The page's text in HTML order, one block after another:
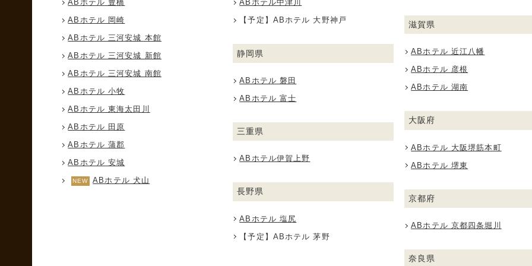
ABホテル 豊橋
ABホテル 岡崎
ABホテル 三河安城 本館
ABホテル 三河安城 新館
ABホテル 三河安城 南館
ABホテル 小牧
ABホテル 東海太田川
ABホテル 田原
ABホテル 蒲郡
ABホテル 安城
ABホテル 犬山
ABホテル中津川
【予定】ABホテル 大野神戸
静岡県
ABホテル 磐田
ABホテル 富士
三重県
ABホテル伊賀上野
長野県
ABホテル 塩尻
【予定】ABホテル 茅野
滋賀県
ABホテル 近江八幡
ABホテル 彦根
ABホテル 湖南
大阪府
ABホテル 大阪堺筋本町
ABホテル 堺東
京都府
ABホテル 京都四条堀川
奈良県